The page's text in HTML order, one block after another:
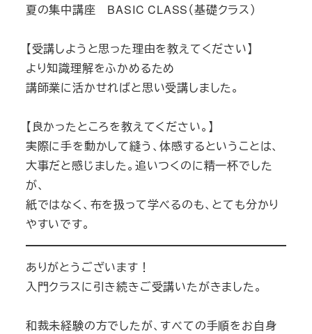
夏の集中講座 BASIC CLASS（基礎クラス）
【受講しようと思った理由を教えてください】
より知識理解をふかめるため
講師業に活かせればと思い受講しました。
【良かったところを教えてください。】
実際に手を動かして縫う、体感するということは、
大事だと感じました。追いつくのに精一杯でした
が、
紙ではなく、布を扱って学べるのも、とても分かり
やすいです。
ありがとうございます！
入門クラスに引き続きご受講いたがきました。
和裁未経験の方でしたが、すべての手順をお自身